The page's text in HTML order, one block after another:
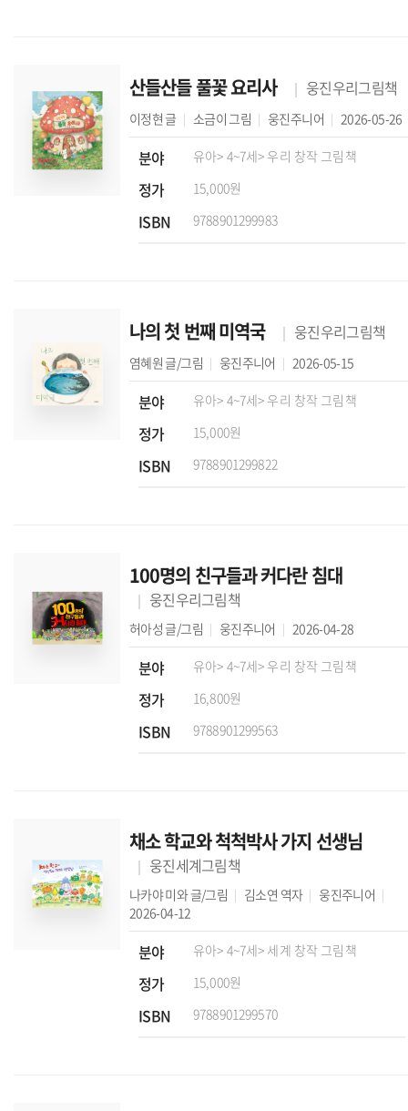
산들산들 풀꽃 요리사 웅진우리그림책
이정현 글 소금이그림 웅진주니어 2026-05-26
분야 유아> 4~7세> 우리 창작 그림책
정가 15,000원
ISBN 9788901299983
나의 첫 번째 미역국 웅진우리그림책
염혜원 글/그림 웅진주니어 2026-05-15
분야 유아> 4~7세> 우리 창작 그림책
정가 15,000원
ISBN 9788901299822
100명의 친구들과 커다란 침대
웅진우리그림책
허아성 글/그림 웅진주니어 2026-04-28
분야 유아> 4~7세> 우리 창작 그림책
정가 16,800원
ISBN 9788901299563
채소 학교와 척척박사 가지 선생님
웅진세계그림책
나카야 미와글/그림 김소연 역자
웅진주니어
2026-04-12
분야 유아> 4~7세> 세계 창작 그림책
정가 15,000원
ISBN 9788901299570